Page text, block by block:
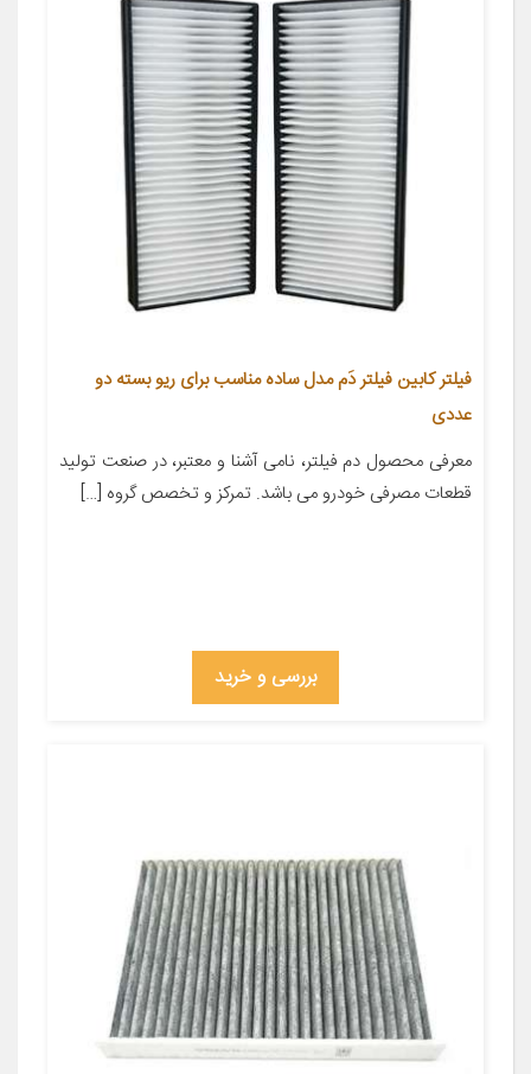
فیلتر کابین فیلتر دَم مدل ساده مناسب برای ریو بسته دو
عددی
معرفی محصول دم فیلتر، نامی آشنا و معتبر، در صنعت تولید
قطعات مصرفی خودرو می باشد. تمرکز و تخصص گروه […]
بررسی و خرید